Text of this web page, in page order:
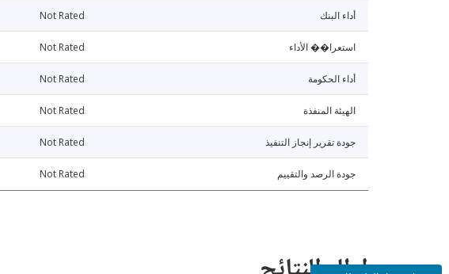
أداء البنك Not Rated
استعرا�� الأداء Not Rated
أداء الحكومة Not Rated
الهيئة المنفذة Not Rated
جودة تقرير إنجاز التنفيذ Not Rated
جودة الرصد والتقييم Not Rated